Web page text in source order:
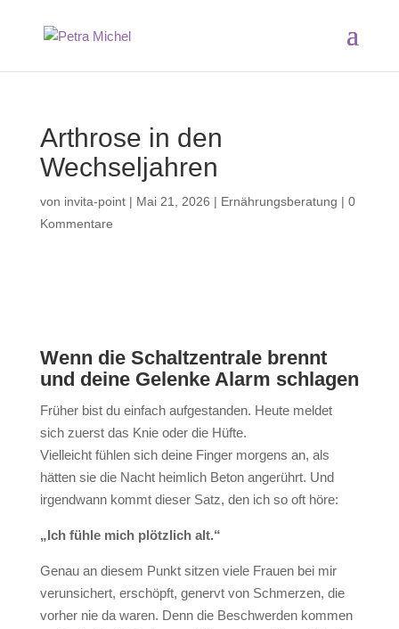
Arthrose in den
Wechseljahren
von invita-point| Mai 21, 2026 | Ernährungsberatung | 0
Kommentare
Wenn die Schaltzentrale brennt
und deine Gelenke Alarm schlagen
Früher bist du einfach aufgestanden. Heute meldet
sich zuerst das Knie oder die Hüfte.
Vielleicht fühlen sich deine Finger morgens an, als
hätten sie die Nacht heimlich Beton angerührt. Und
irgendwann kommt dieser Satz, den ich so oft höre:
„Ich fühle mich plötzlich alt.“
Genau an diesem Punkt sitzen viele Frauen bei mir
verunsichert, erschöpft, genervt von Schmerzen, die
vorher nie da waren. Denn die Beschwerden kommen